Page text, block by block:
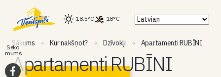
18.5°C 18°C
Sākums Kur nakšņot? Dzīvokļi Apartamenti RUBĪNI
Apartamenti RUBĪNI
Seko
mums